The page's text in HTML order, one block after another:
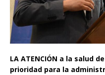
LA ATENCIÓN a la salud
prioridad para la